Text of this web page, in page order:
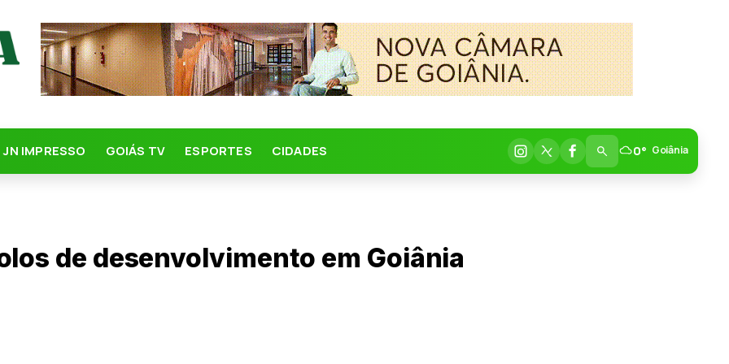
JN IMPRESSO GOIÁS TV ESPORTES CIDADES 0° Goiânia
de desenvolvimento em Goiânia